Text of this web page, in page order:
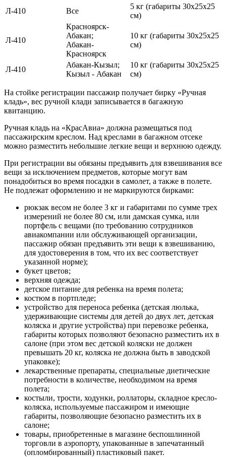
Л-410 Все
5 кг (габариты 30х25х25
см)
Л-410
Красноярск-
Абакан;
Абакан-
Красноярск
10 кг (габариты 30х25х25
см)
Л-410
Абакан-Кызыл;
Кызыл - Абакан
10 кг (габариты 30х25х25
см)
На стойке регистрации пассажир получает бирку «Ручная
кладь», вес ручной клади записывается в багажную
квитанцию.
Ручная кладь на «КрасАвиа» должна размещаться под
пассажирским креслом. Над креслами в багажном отсеке
можно разместить небольшие легкие вещи и верхнюю одежду.
При регистрации вы обязаны предъявить для взвешивания все
вещи за исключением предметов, которые могут вам
понадобиться во время посадки в самолет, а также в полете.
Не подлежат оформлению и не маркируются бирками:
рюкзак весом не более 3 кг и габаритами по сумме трех
измерений не более 80 см, или дамская сумка, или
портфель с вещами (по требованию сотрудников
авиакомпании или обслуживающей организации,
пассажир обязан предъявить эти вещи к взвешиванию,
для удостоверения в том, что их вес соответствует
указанной норме);
букет цветов;
верхняя одежда;
детское питание для ребенка на время полета;
костюм в портпледе;
устройство для переноса ребенка (детская люлька,
удерживающие системы для детей до двух лет, детская
коляска и другие устройства) при перевозке ребенка,
габариты которых позволяют безопасно разместить их в
салоне (при этом вес детской коляски не должен
превышать 20 кг, коляска не должна быть в заводской
упаковке);
лекарственные препараты, специальные диетические
потребности в количестве, необходимом на время
полета;
костыли, трости, ходунки, роллаторы, складное кресло-
коляска, используемые пассажиром и имеющие
габариты, позволяющие безопасно разместить их в
салоне;
товары, приобретенные в магазине беспошлинной
торговли в аэропорту, упакованные в запечатанный
(опломбированный) пластиковый пакет.